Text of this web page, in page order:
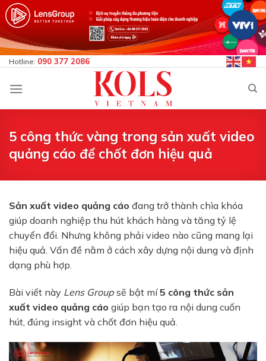
Bỏ
qua
nội
dung
Hotline: 090 377 2086
5 công thức vàng trong sản xuất video
quảng cáo để chốt đơn hiệu quả
Sản xuất video quảng cáo đang trở thành chìa khóa
giúp doanh nghiệp thu hút khách hàng và tăng tỷ lệ
chuyển đổi. Nhưng không phải video nào cũng mang lại
hiệu quả. Vấn đề nằm ở cách xây dựng nội dung và định
dạng phù hợp.
Bài viết này Lens Group sẽ bật mí5 công thức sản
xuất video quảng cáo giúp bạn tạo ra nội dung cuốn
hút, đúng insight và chốt đơn hiệu quả.